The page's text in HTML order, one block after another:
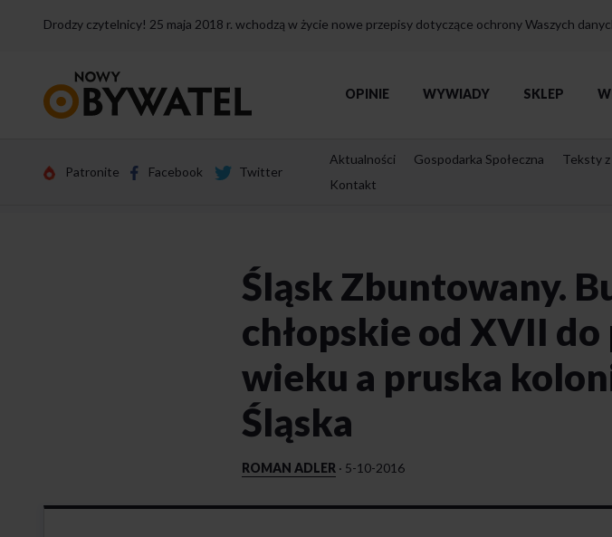
Drodzy czytelnicy! 25 maja 2018 r. wchodzą w życie nowe przepisy dotyczące ochrony Waszych
strony
OPINIE WYWIADY SKLEP
Patronite Facebook Twitter
Aktualności Gospodarka Społeczna Teksty z
Kontakt
Śląsk Zbuntowany.
chłopskie od XVII
wieku a pruska
Śląska
ROMAN ADLER · 5-10-2016